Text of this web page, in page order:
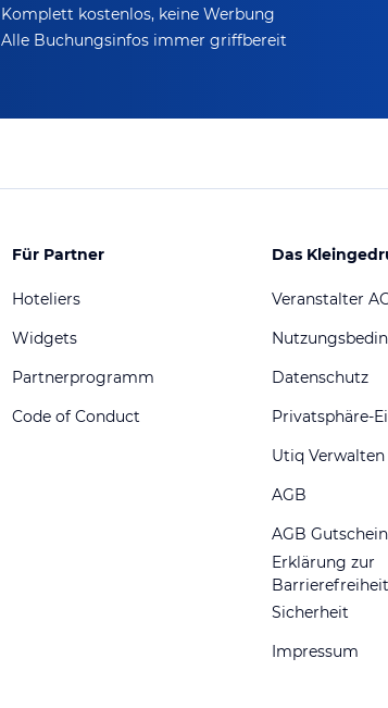
Komplett kostenlos, keine Werbung
Alle Buchungsinfos immer griffbereit
Für Partner
Hoteliers
Widgets
Partnerprogramm
Code of Conduct
Das
Veranstalter
Datenschutz
Privatsphäre-
Utiq Verwalten
AGB
AGB
Erklärung zur
Barrierefreiheit
Sicherheit
Impressum